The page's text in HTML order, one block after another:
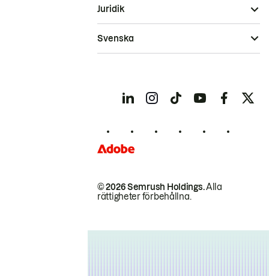
© 2026 Semrush Holdings.Alla
rättigheter förbehållna.
Juridik
Svenska